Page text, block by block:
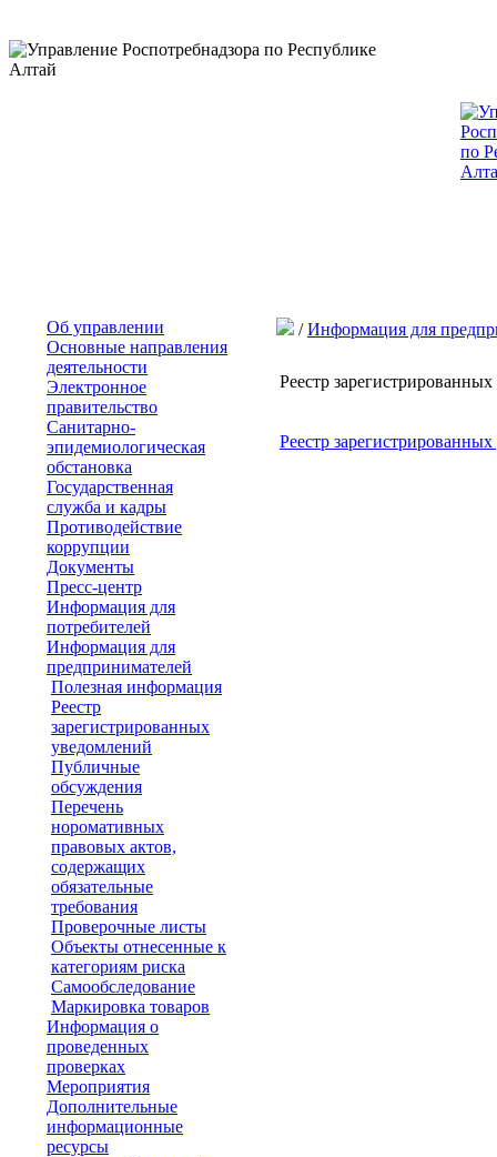
Об управлении
Основные направления
деятельности
Электронное
правительство
Санитарно-
эпидемиологическая
обстановка
Государственная
служба и кадры
Противодействие
коррупции
Документы
Пресс-центр
Информация для
потребителей
Информация для
предпринимателей
Полезная информация
Реестр
зарегистрированных
уведомлений
Публичные
обсуждения
Перечень
норомативных
правовых актов,
содержащих
обязательные
требования
Проверочные листы
Объекты отнесенные к
категориям риска
Самообследование
Маркировка товаров
Информация о
проведенных
проверках
Мероприятия
Дополнительные
информационные
ресурсы
/Информация для
Реестр
Реестр